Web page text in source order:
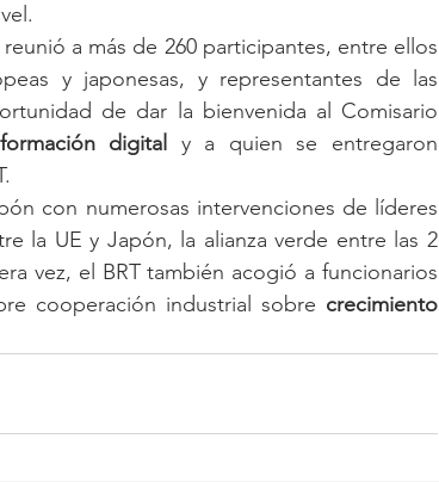
a más de 260 participantes, entre ellos
y japonesas, y representantes de las
de dar la bienvenida al Comisario
digital y a quien se entregaron
con numerosas intervenciones de líderes
la UE y Japón, la alianza verde entre las 2
vez, el BRT también acogió a funcionarios
cooperación industrial sobre crecimiento